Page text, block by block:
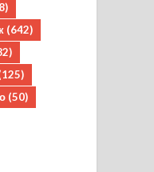
(642)
(50)